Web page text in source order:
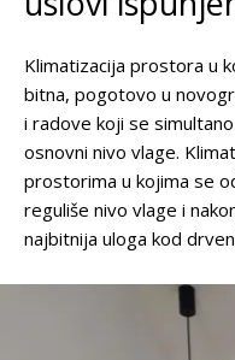
Klimatizacija prostora u
bitna, pogotovo u
i radove koji se
osnovni nivo vlage.
prostorima u kojima se
reguliše nivo vlage i
najbitnija uloga kod